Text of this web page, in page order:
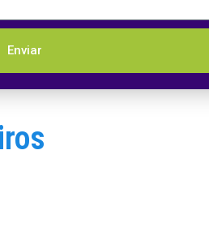
Enviar